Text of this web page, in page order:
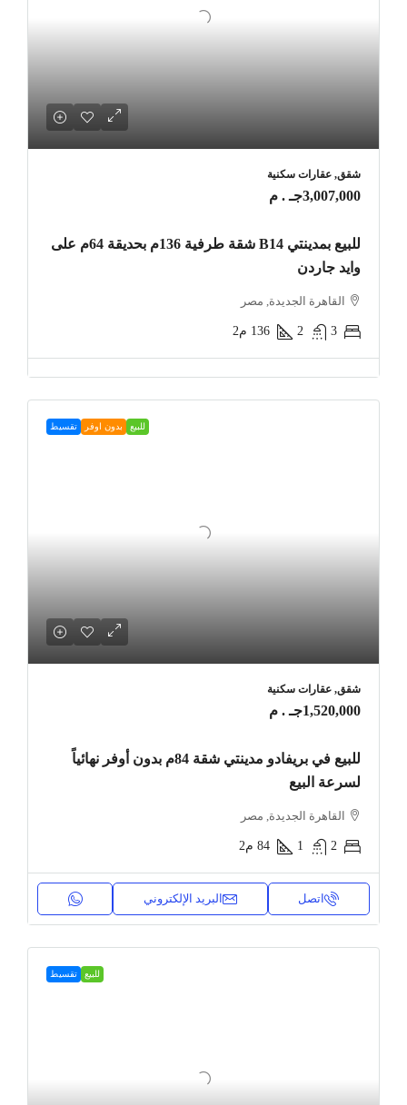
شقق, عقارات سكنية
3,007,000جـ . م
للبيع بمدينتي B14 شقة طرفية 136م بحديقة 64م على
وايد جاردن
القاهرة الجديدة, مصر
3
2
136 م2
للبيع بدون اوفر تقسيط
شقق, عقارات سكنية
1,520,000جـ . م
للبيع في بريفادو مدينتي شقة 84م بدون أوفر نهائياً
لسرعة البيع
القاهرة الجديدة, مصر
2
1
84 م2
اتصل البريد الإلكتروني
للبيع تقسيط